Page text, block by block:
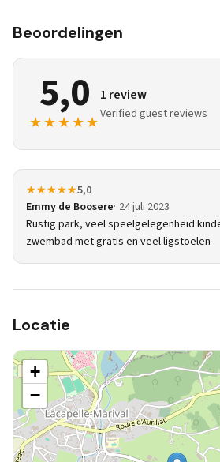
Beoordelingen
5,0
★★★★★
1 review
Verified guest reviews
★★★★★5,0
Emmy de Boosere 24 juli 2023
Rustig park, veel speelgelegenheid
zwembad met gratis en veel ligstoelen
Locatie
+
−